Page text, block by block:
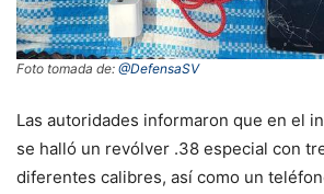
Foto tomada de: @DefensaSV
Las autoridades informaron que en el
se halló un revólver .38 especial con
diferentes calibres, así como un